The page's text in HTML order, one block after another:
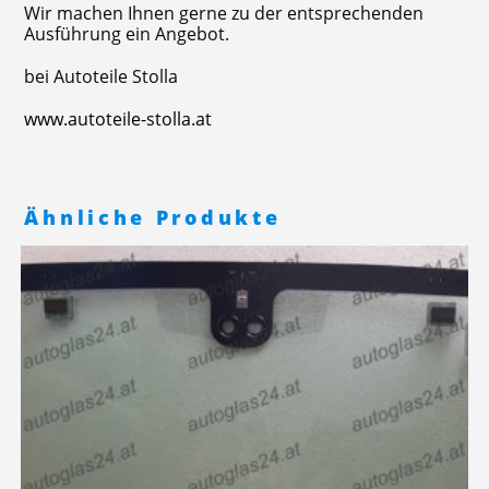
Wir machen Ihnen gerne zu der entsprechenden
Ausführung ein Angebot.
bei Autoteile Stolla
www.autoteile-stolla.at
Ähnliche Produkte